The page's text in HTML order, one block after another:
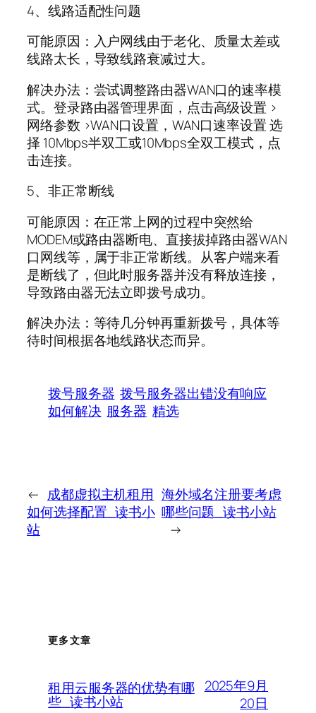
4、线路适配性问题
可能原因：入户网线由于老化、质量太差或
线路太长，导致线路衰减过大。
解决办法：尝试调整路由器WAN口的速率模
式。登录路由器管理界面，点击高级设置 >
网络参数 >WAN口设置，WAN口速率设置 选
择 10Mbps半双工或10Mbps全双工模式，点
击连接。
5、非正常断线
可能原因：在正常上网的过程中突然给
MODEM或路由器断电、直接拔掉路由器WAN
口网线等，属于非正常断线。从客户端来看
是断线了，但此时服务器并没有释放连接，
导致路由器无法立即拨号成功。
解决办法：等待几分钟再重新拨号，具体等
待时间根据各地线路状态而异。
拨号服务器 拨号服务器出错没有响应
如何解决 服务器 精选
← 成都虚拟主机租用
如何选择配置_读书小
站
海外域名注册要考虑
哪些问题_读书小站
→
更多文章
租用云服务器的优势有哪
些_读书小站
2025年9月
20日